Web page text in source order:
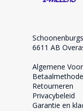
6611 AB
Algemene
Retourneren
Privacybeleid
Garantie en